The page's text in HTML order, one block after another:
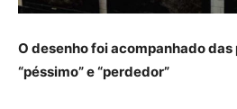
O desenho foi acompanhado das
“péssimo” e “perdedor”